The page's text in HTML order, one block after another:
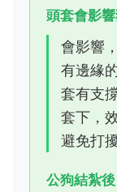
頭套會影
會影響
有邊緣
套有支
套下，
避免打擾
公狗結紮